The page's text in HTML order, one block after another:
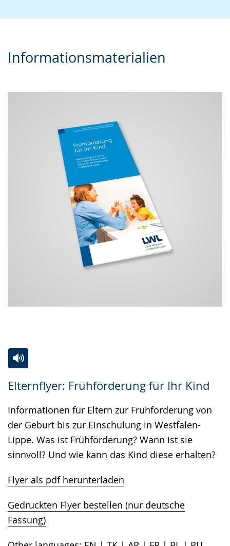
Informationsmaterialien
Elternflyer: Frühförderung für Ihr Kind
Leichten
Sprache
wechseln.
Audio-
Unterstützung.
Video
in
Deutscher
Gebärdensprache
wird
Informationen für Eltern zur Frühförderung von
der Geburt bis zur Einschulung in Westfalen-
Lippe. Was ist Frühförderung? Wann ist sie
sinnvoll? Und wie kann das Kind diese erhalten?
Flyer als pdf herunterladen
Gedruckten Flyer bestellen (nur deutsche
Fassung)